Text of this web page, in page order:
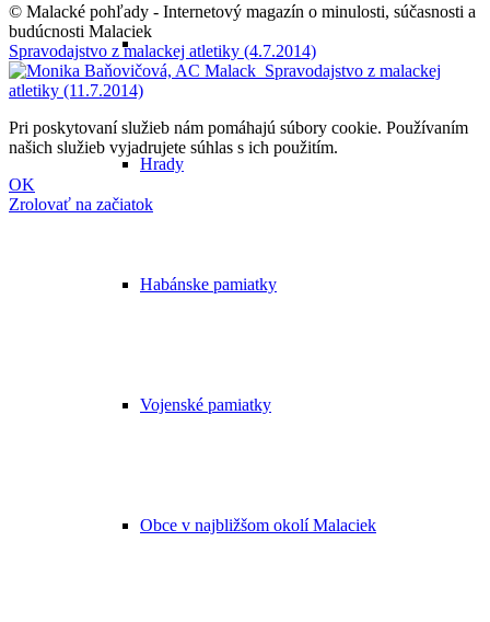
Hrady
Habánske pamiatky
Vojenské pamiatky
Obce v najbližšom okolí Malaciek
© Malacké pohľady - Internetový magazín o minulosti, súčasnosti a
budúcnosti Malaciek
Spravodajstvo z malackej atletiky (4.7.2014)
Spravodajstvo z malackej
atletiky (11.7.2014)
Pri poskytovaní služieb nám pomáhajú súbory cookie. Používaním
našich služieb vyjadrujete súhlas s ich použitím.
OK
Zrolovať na začiatok